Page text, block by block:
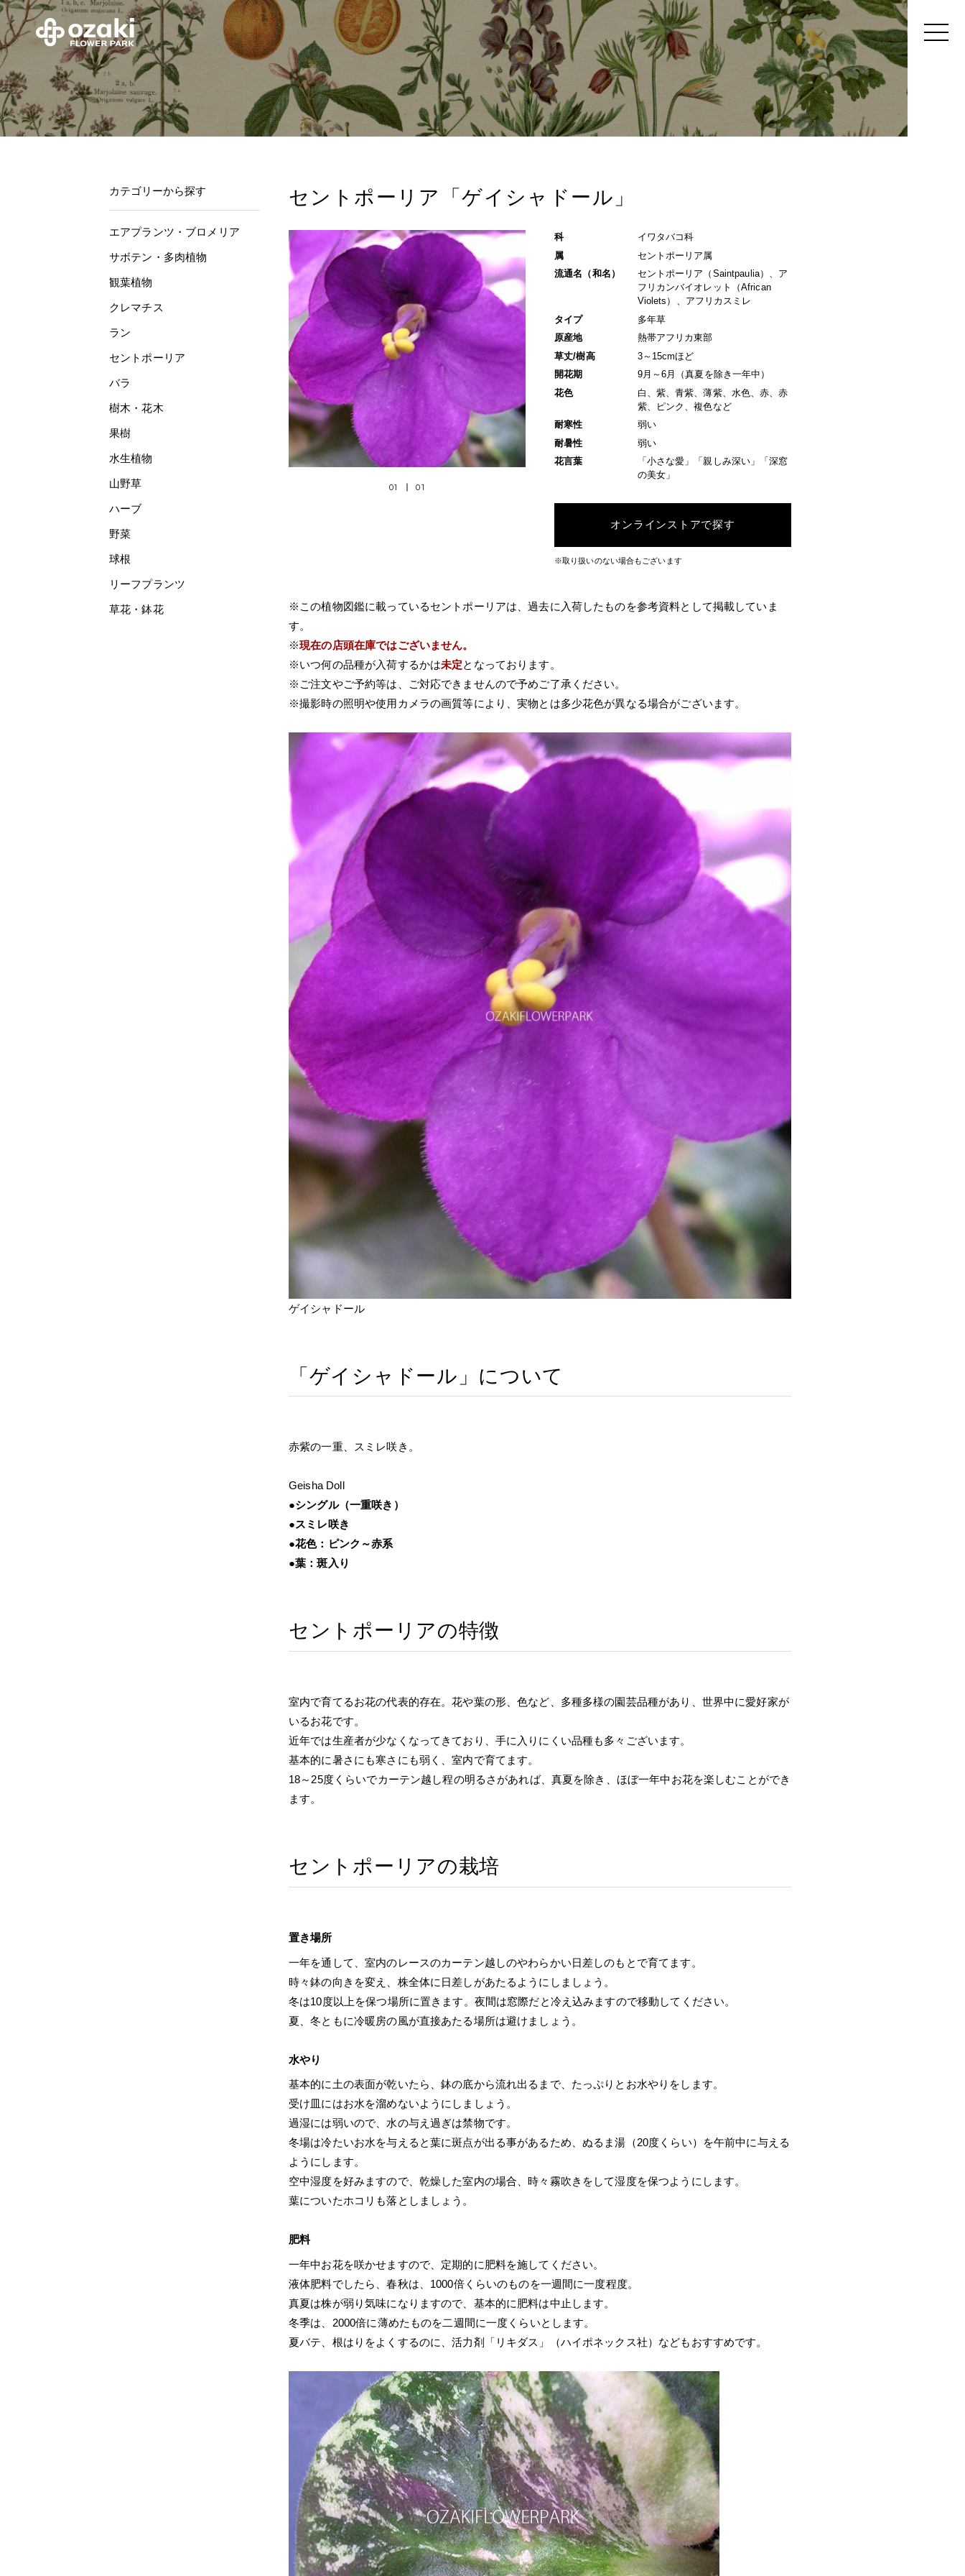
セントポーリア「ゲイシャドール」
01 01
科
イワタバコ科
属
セントポーリア属
流通名（和名）
セントポーリア（Saintpaulia）、ア
フリカンバイオレット（African
Violets）、アフリカスミレ
タイプ
多年草
原産地
熱帯アフリカ東部
草丈/樹高
3～15cmほど
開花期
9月～6月（真夏を除き一年中）
花色
白、紫、青紫、薄紫、水色、赤、赤
紫、ピンク、複色など
耐寒性
弱い
耐暑性
弱い
花言葉
「小さな愛」「親しみ深い」「深窓
の美女」
オンラインストアで探す
※取り扱いのない場合もございます
※この植物図鑑に載っているセントポーリアは、過去に入荷したものを参考資料として掲載していま
す。
※現在の店頭在庫ではございません。
※いつ何の品種が入荷するかは未定となっております。
※ご注文やご予約等は、ご対応できませんので予めご了承ください。
※撮影時の照明や使用カメラの画質等により、実物とは多少花色が異なる場合がございます。
ゲイシャドール
「ゲイシャドール」について
赤紫の一重、スミレ咲き。
Geisha Doll
●シングル（一重咲き）
●スミレ咲き
●花色：ピンク～赤系
●葉：斑入り
セントポーリアの特徴
室内で育てるお花の代表的存在。花や葉の形、色など、多種多様の園芸品種があり、世界中に愛好家が
いるお花です。
近年では生産者が少なくなってきており、手に入りにくい品種も多々ございます。
基本的に暑さにも寒さにも弱く、室内で育てます。
18～25度くらいでカーテン越し程の明るさがあれば、真夏を除き、ほぼ一年中お花を楽しむことができ
ます。
セントポーリアの栽培
置き場所
一年を通して、室内のレースのカーテン越しのやわらかい日差しのもとで育てます。
時々鉢の向きを変え、株全体に日差しがあたるようにしましょう。
冬は10度以上を保つ場所に置きます。夜間は窓際だと冷え込みますので移動してください。
夏、冬ともに冷暖房の風が直接あたる場所は避けましょう。
水やり
基本的に土の表面が乾いたら、鉢の底から流れ出るまで、たっぷりとお水やりをします。
受け皿にはお水を溜めないようにしましょう。
過湿には弱いので、水の与え過ぎは禁物です。
冬場は冷たいお水を与えると葉に斑点が出る事があるため、ぬるま湯（20度くらい）を午前中に与える
ようにします。
空中湿度を好みますので、乾燥した室内の場合、時々霧吹きをして湿度を保つようにします。
葉についたホコリも落としましょう。
肥料
一年中お花を咲かせますので、定期的に肥料を施してください。
液体肥料でしたら、春秋は、1000倍くらいのものを一週間に一度程度。
真夏は株が弱り気味になりますので、基本的に肥料は中止します。
冬季は、2000倍に薄めたものを二週間に一度くらいとします。
夏バテ、根はりをよくするのに、活力剤「リキダス」（ハイポネックス社）などもおすすめです。
カテゴリーから探す
エアプランツ・ブロメリア
サボテン・多肉植物
観葉植物
クレマチス
ラン
セントポーリア
バラ
樹木・花木
果樹
水生植物
山野草
ハーブ
野菜
球根
リーフプランツ
草花・鉢花